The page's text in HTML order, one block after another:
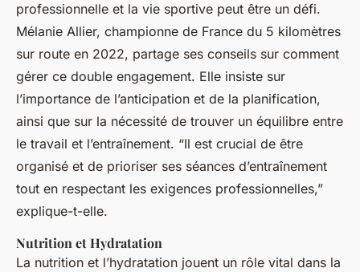
professionnelle et la vie sportive peut être un défi.
Mélanie Allier, championne de France du 5 kilomètres
sur route en 2022, partage ses conseils sur comment
gérer ce double engagement. Elle insiste sur
l’importance de l’anticipation et de la planification,
ainsi que sur la nécessité de trouver un équilibre entre
le travail et l’entraînement. “Il est crucial de être
organisé et de prioriser ses séances d’entraînement
tout en respectant les exigences professionnelles,”
explique-t-elle.
Nutrition et Hydratation
La nutrition et l’hydratation jouent un rôle vital dans la